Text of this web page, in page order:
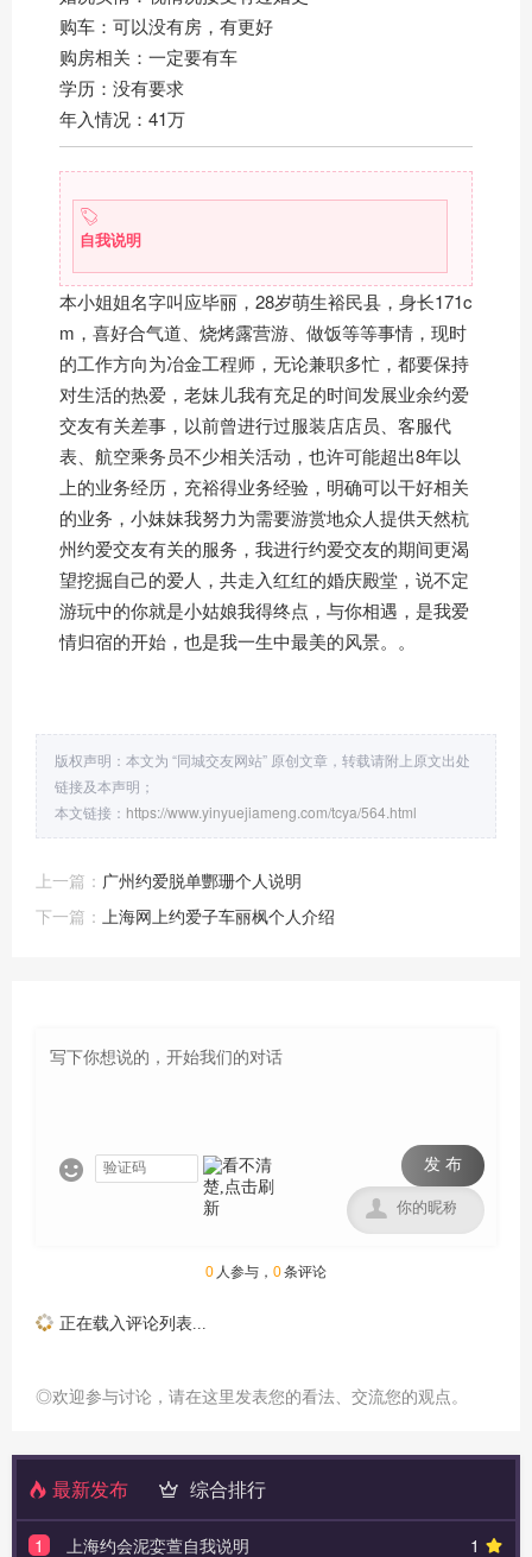
购车：可以没有房，有更好
购房相关：一定要有车
学历：没有要求
年入情况：41万
自我说明
本小姐姐名字叫应毕丽，28岁萌生裕民县，身长171c
m，喜好合气道、烧烤露营游、做饭等等事情，现时
的工作方向为冶金工程师，无论兼职多忙，都要保持
对生活的热爱，老妹儿我有充足的时间发展业余约爱
交友有关差事，以前曾进行过服装店店员、客服代
表、航空乘务员不少相关活动，也许可能超出8年以
上的业务经历，充裕得业务经验，明确可以干好相关
的业务，小妹妹我努力为需要游赏地众人提供天然杭
州约爱交友有关的服务，我进行约爱交友的期间更渴
望挖掘自己的爱人，共走入红红的婚庆殿堂，说不定
游玩中的你就是小姑娘我得终点，与你相遇，是我爱
情归宿的开始，也是我一生中最美的风景。。
版权声明：本文为 “同城交友网站” 原创文章，转载请附上原文出处
链接及本声明；
本文链接： https://www.yinyuejiameng.com/tcya/564.html
上一篇： 广州约爱脱单酆珊个人说明
下一篇： 上海网上约爱子车丽枫个人介绍
 发 布

0 人参与， 0条评论
正在载入评论列表...
◎欢迎参与讨论，请在这里发表您的看法、交流您的观点。
最新发布 综合排行
1
1
上海约会泥娈萱自我说明